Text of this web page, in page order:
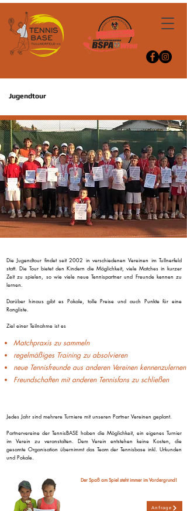
Jugendtour
Die Jugendtour findet seit 2002 in verschiedenen Vereinen im Tullnerfeld
statt. Die Tour bietet den Kindern die Möglichkeit, viele Matches in kurzer
Zeit zu spielen, so wie viele neue Tennispartner und Freunde kennen zu
lernen.
Darüber hinaus gibt es Pokale, tolle Preise und auch Punkte für eine
Rangliste.
Ziel einer Teilnahme ist es
Matchpraxis zu sammeln
regelmäßiges Training zu absolvieren
neue Tennisfreunde aus anderen Vereinen kennenzulernen
Freundschaften mit anderen Tennisfans zu schließen
Jedes Jahr sind mehrere Turniere mit unseren Partner Vereinen geplant.
Partnervereine der TennisBASE haben die Möglichkeit, ein eigenes Turnier
im Verein zu veranstalten. Dem Verein entstehen keine Kosten, die
gesamte Organisation übernimmt das Team der Tennisbase inkl. Urkunden
und Pokale.
Der Spaß am Spiel steht immer im Vordergrund!
Anfrage